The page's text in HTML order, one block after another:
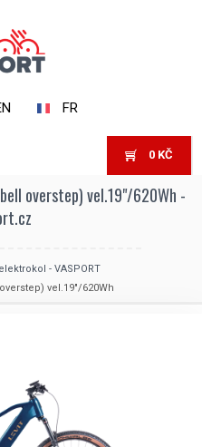
FR
0 KČ
overstep) vel.19"/620Wh -
- VASPORT
vel.19″/620Wh